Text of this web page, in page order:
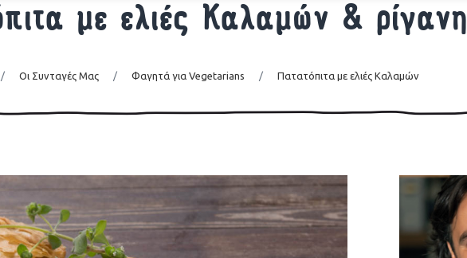
με ελιές Καλαμών & ρίγανη
/ Οι Συνταγές Μας / Φαγητά για Vegetarians / Πατατόπιτα με ελιές Καλαμών